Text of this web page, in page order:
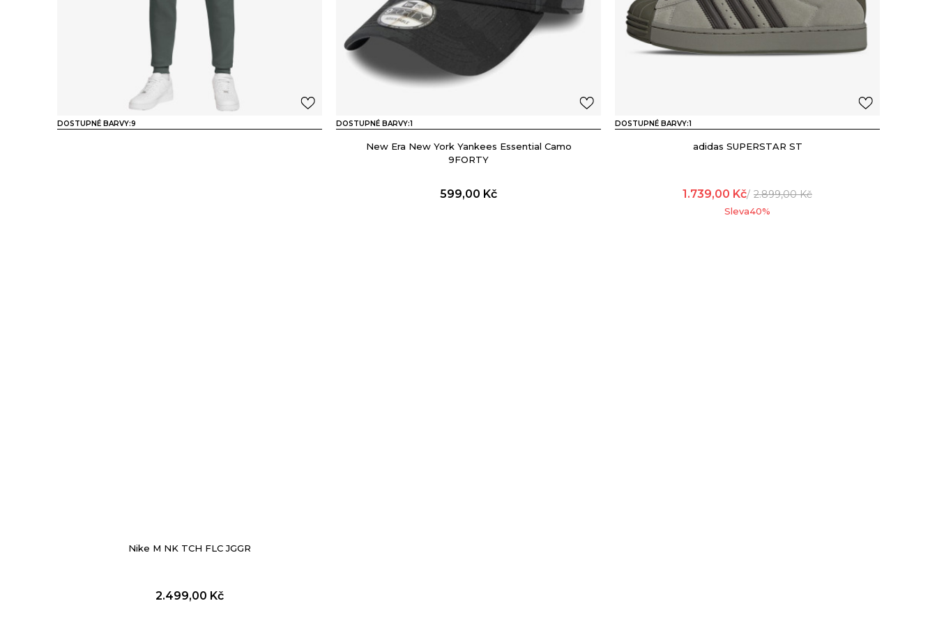
DOSTUPNÉ BARVY:9
Nike M NK TCH FLC JGGR
2.499,00 Kč
DOSTUPNÉ BARVY:1
New Era New York Yankees Essential Camo
9FORTY
599,00 Kč
DOSTUPNÉ BARVY:1
adidas SUPERSTAR ST
1.739,00 Kč 2.899,00Kč
Sleva40%